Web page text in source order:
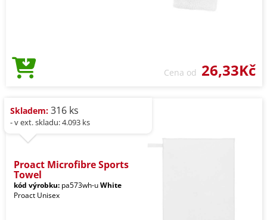
Cena od 26,33Kč
Skladem: 316 ks
- v ext. skladu: 4.093 ks
Proact Microfibre Sports
Towel
kód výrobku: pa573wh-uWhite
Proact Unisex